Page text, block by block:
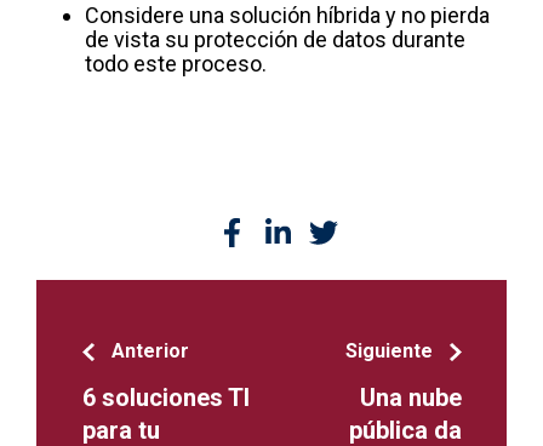
Considere una solución híbrida y no pierda
de vista su protección de datos durante
todo este proceso.
Anterior
6 soluciones TI
para tu
Siguiente
Una nube
pública da